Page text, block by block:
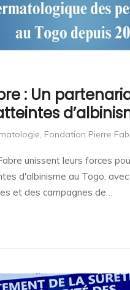
: Un
, Fondation Pierre
unissent leurs forces
d'albinisme au Togo,
et des campagnes de…